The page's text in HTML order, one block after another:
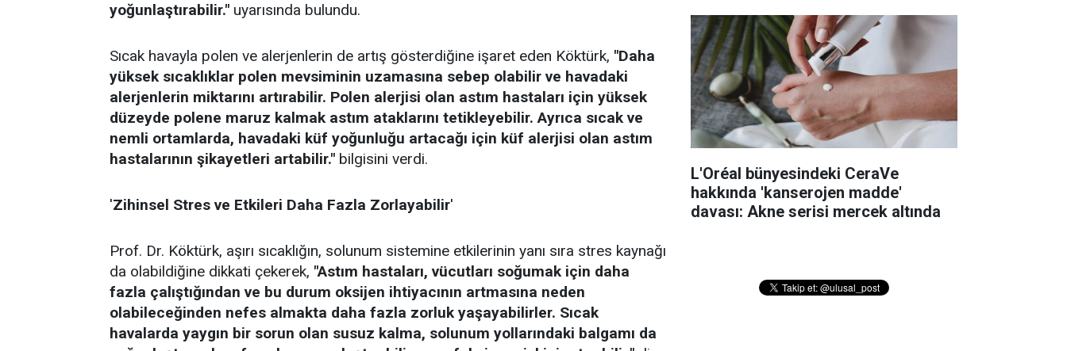
yoğunlaştırabilir." uyarısında bulundu.
Sıcak havayla polen ve alerjenlerin de artış gösterdiğine işaret eden Köktürk, "Daha
yüksek sıcaklıklar polen mevsiminin uzamasına sebep olabilir ve havadaki
alerjenlerin miktarını artırabilir. Polen alerjisi olan astım hastaları için yüksek
düzeyde polene maruz kalmak astım ataklarını tetikleyebilir. Ayrıca sıcak ve
nemli ortamlarda, havadaki küf yoğunluğu artacağı için küf alerjisi olan astım
hastalarının şikayetleri artabilir." bilgisini verdi.
'Zihinsel Stres ve Etkileri Daha Fazla Zorlayabilir'
Prof. Dr. Köktürk, aşırı sıcaklığın, solunum sistemine etkilerinin yanı sıra stres kaynağı
da olabildiğine dikkati çekerek, "Astım hastaları, vücutları soğumak için daha
fazla çalıştığından ve bu durum oksijen ihtiyacının artmasına neden
olabileceğinden nefes almakta daha fazla zorluk yaşayabilirler. Sıcak
havalarda yaygın bir sorun olan susuz kalma, solunum yollarındaki balgamı da
L'Oréal bünyesindeki CeraVe
hakkında 'kanserojen madde'
davası: Akne serisi mercek altında